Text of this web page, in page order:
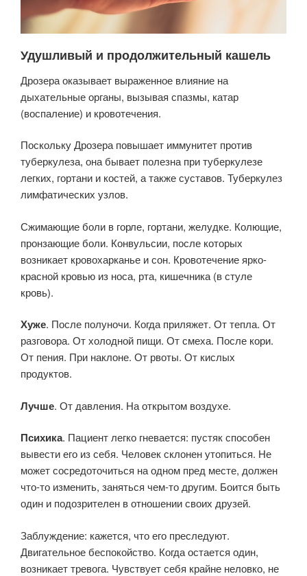
Удушливый и продолжительный кашель
Дрозера оказывает выраженное влияние на
дыхательные органы, вызывая спазмы, катар
(воспаление) и кровотечения.
Поскольку Дрозера повышает иммунитет против
туберкулеза, она бывает полезна при туберкулезе
легких, гортани и костей, а также суставов. Туберкулез
лимфатических узлов.
Сжимающие боли в горле, гортани, желудке. Колющие,
пронзающие боли. Конвульсии, после которых
возникает кровохарканье и сон. Кровотечение ярко-
красной кровью из носа, рта, кишечника (в стуле
кровь).
Хуже. После полуночи. Когда приляжет. От тепла. От
разговора. От холодной пищи. От смеха. После кори.
От пения. При наклоне. От рвоты. От кислых
продуктов.
Лучше. От давления. На открытом воздухе.
Психика. Пациент легко гневается: пустяк способен
вывести его из себя. Человек склонен утопиться. Не
может сосредоточиться на одном пред месте, должен
что-то изменить, заняться чем-то другим. Боится быть
один и подозрителен в отношении своих друзей.
Заблуждение: кажется, что его преследуют.
Двигательное беспокойство. Когда остается один,
возникает тревога. Чувствует себя крайне неловко, не